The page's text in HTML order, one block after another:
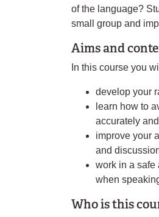
of the language?
small group and
Aims and
In this course you
develop your
learn how to
accurately
improve your
and
work in a safe
when
Who is this